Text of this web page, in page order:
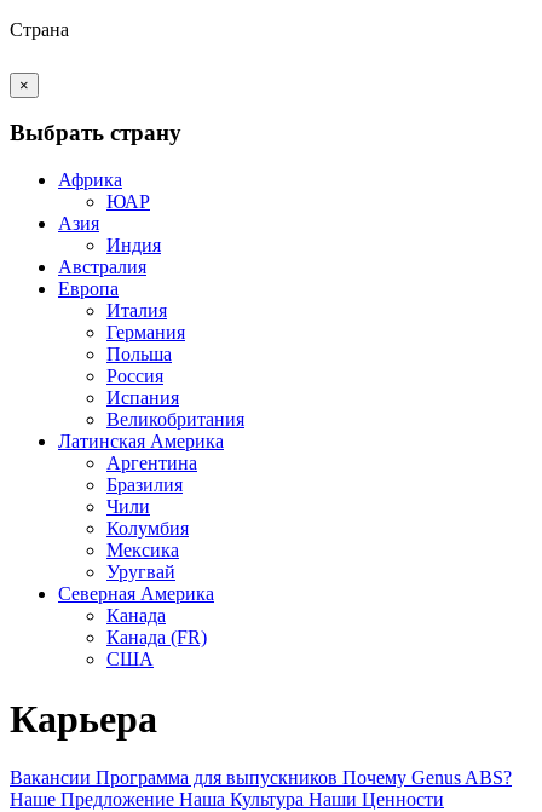
Страна
×
Выбрать страну
Африка
ЮАР
Азия
Индия
Австралия
Европа
Италия
Германия
Польша
Россия
Испания
Великобритания
Латинская Америка
Аргентина
Бразилия
Чили
Колумбия
Мексика
Уругвай
Северная Америка
Канада
Канада (FR)
США
Карьера
Вакансии Программа для выпускников Почему Genus ABS?
Наше Предложение Наша Культура Наши Ценности